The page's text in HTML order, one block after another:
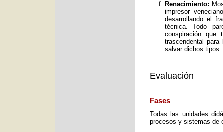
Renacimiento:
impresor
desarrollando el
técnica. Todo
conspiración
trascendental
salvar dichos tipos.
Evaluación
Fases
Todas las unidades
procesos y sistemas de